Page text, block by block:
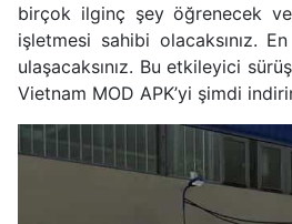
birçok ilginç şey öğrenecek
işletmesi sahibi olacaksınız.
ulaşacaksınız. Bu etkileyici
Vietnam MOD APK’yi şimdi